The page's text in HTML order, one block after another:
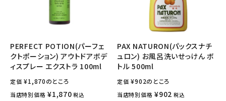
PERFECT POTION(パーフェ
クトポーション) アウトドアボデ
ィスプレー エクストラ 100ml
定価 ¥1,870のところ
当店特別価格 ¥1,870 税込
PAX NATURON(パックスナチ
ュロン) お風呂洗いせっけん ボ
トル 500ml
定価 ¥902のところ
当店特別価格 ¥902 税込